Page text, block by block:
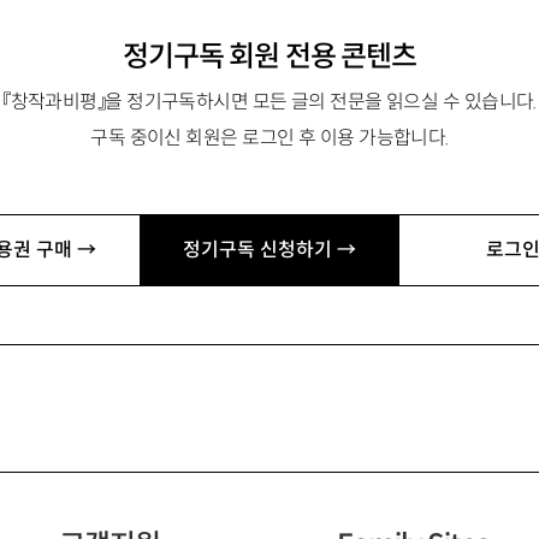
정기구독 회원 전용 콘텐츠
『창작과비평』을 정기구독하시면 모든 글의 전문을 읽으실 수 있습니다.
구독 중이신 회원은 로그인 후 이용 가능합니다.
권 구매 → 정기구독 신청하기 → 로그